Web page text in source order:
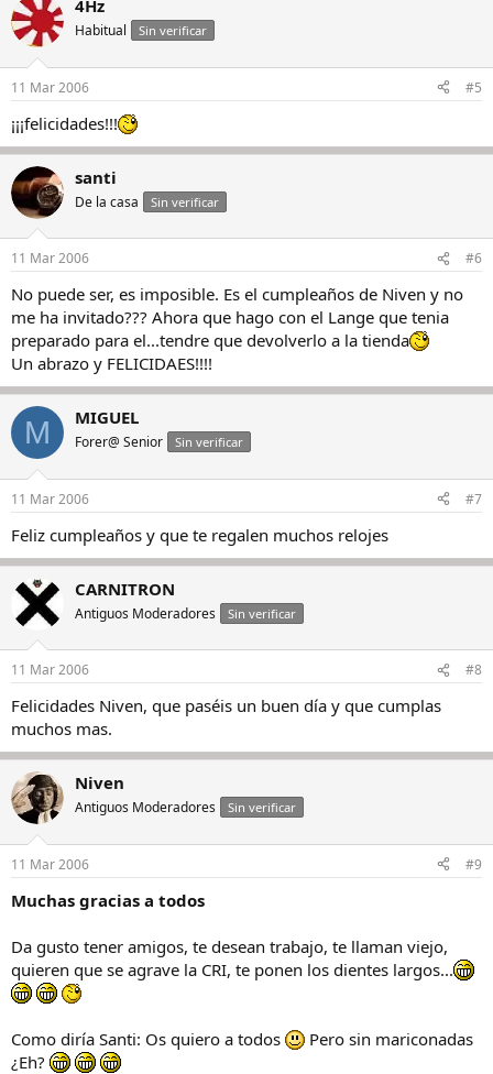
4Hz
Habitual Sin verificar
11 Mar 2006 #5
¡¡¡felicidades!!!
santi
De la casa Sin verificar
11 Mar 2006 #6
No puede ser, es imposible. Es el cumpleaños de Niven y no
me ha invitado??? Ahora que hago con el Lange que tenia
preparado para el...tendre que devolverlo a la tienda
Un abrazo y FELICIDAES!!!!
M MIGUEL
Forer@ Senior Sin verificar
11 Mar 2006 #7
Feliz cumpleaños y que te regalen muchos relojes
CARNITRON
Antiguos Moderadores Sin verificar
11 Mar 2006 #8
Felicidades Niven, que paséis un buen día y que cumplas
muchos mas.
Niven
Antiguos Moderadores Sin verificar
11 Mar 2006 #9
Muchas gracias a todos
Da gusto tener amigos, te desean trabajo, te llaman viejo,
quieren que se agrave la CRI, te ponen los dientes largos...
Como diría Santi: Os quiero a todos
Pero sin mariconadas
¿Eh?